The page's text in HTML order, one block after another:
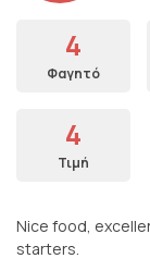
4
Φαγητό
4
Τιμή
Nice food,
starters.